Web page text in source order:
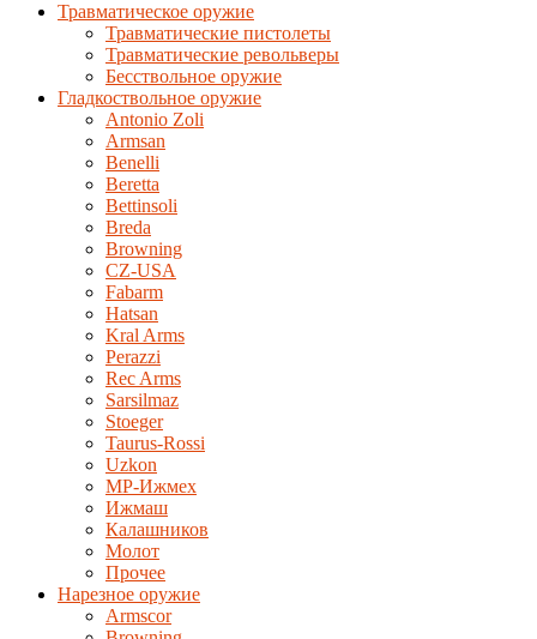
Травматическое оружие
Травматические пистолеты
Травматические револьверы
Бесствольное оружие
Гладкоствольное оружие
Antonio Zoli
Armsan
Benelli
Beretta
Bettinsoli
Breda
Browning
CZ-USA
Fabarm
Hatsan
Kral Arms
Perazzi
Rec Arms
Sarsilmaz
Stoeger
Taurus-Rossi
Uzkon
MP-Ижмех
Ижмаш
Калашников
Молот
Прочее
Нарезное оружие
Armscor